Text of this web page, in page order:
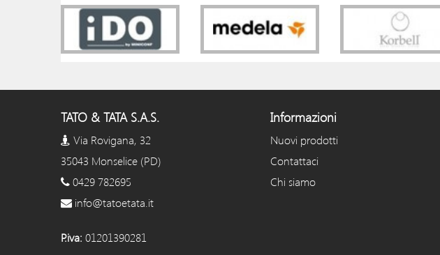
TATO & TATA S.A.S.
Via Rovigana, 32
35043 Monselice (PD)
0429 782695
info@tatoetata.it
P.iva: 01201390281
Informazioni
Nuovi prodotti
Contattaci
Chi siamo